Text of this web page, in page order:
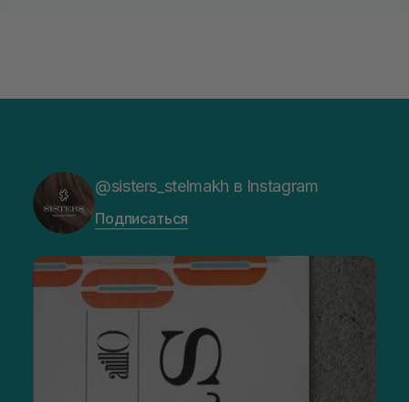
@sisters_stelmakh в Instagram
Подписаться